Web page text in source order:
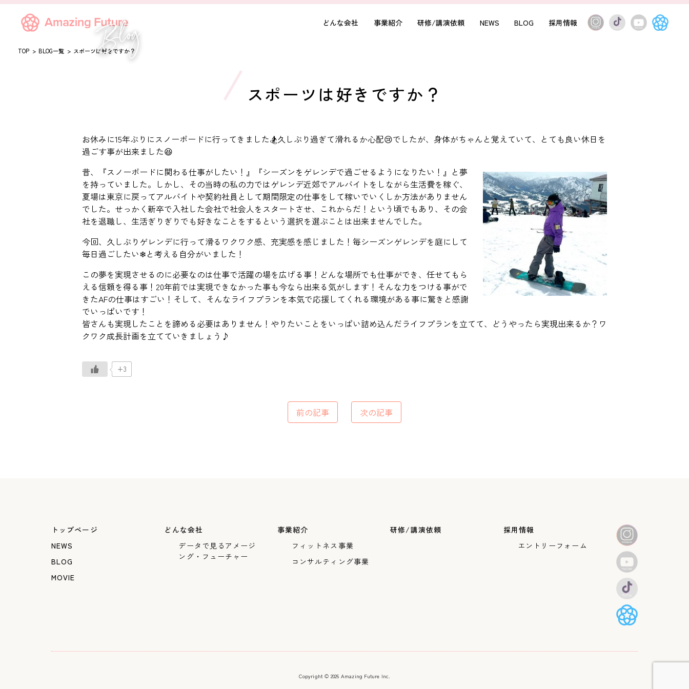
どんな会社 事業紹介 研修/講演依頼 NEWS BLOG 採用情報
TOP BLOG一覧 スポーツは好きですか？
スポーツは好きですか？
お休みに15年ぶりにスノーボードに行ってきました🏂久しぶり過ぎて滑れるか心配😢でしたが、身体がちゃんと覚えていて、とても良い休日を
過ごす事が出来ました😆
昔、『スノーボードに関わる仕事がしたい！』『シーズンをゲレンデで過ごせるようになりたい！』と夢
を持っていました。しかし、その当時の私の力ではゲレンデ近郊でアルバイトをしながら生活費を稼ぐ、
夏場は東京に戻ってアルバイトや契約社員として期間限定の仕事をして稼いでいくしか方法がありません
でした。せっかく新卒で入社した会社で社会人をスタートさせ、これからだ！という頃でもあり、その会
社を退職し、生活ぎりぎりでも好きなことをするという選択を選ぶことは出来ませんでした。
今回、久しぶりゲレンデに行って滑るワクワク感、充実感を感じました！毎シーズンゲレンデを庭にして
毎日過ごしたい❄と考える自分がいました！
この夢を実現させるのに必要なのは仕事で活躍の場を広げる事！どんな場所でも仕事ができ、任せてもら
える信頼を得る事！20年前では実現できなかった事も今なら出来る気がします！そんな力をつける事がで
きたAFの仕事はすごい！そして、そんなライフプランを本気で応援してくれる環境がある事に驚きと感謝
でいっぱいです！
皆さんも実現したことを諦める必要はありません！やりたいことをいっぱい詰め込んだライフプランを立てて、どうやったら実現出来るか？ワ
クワク成長計画を立てていきましょう♪
+3
前の記事 次の記事
トップページ
NEWS
BLOG
MOVIE
どんな会社
データで見るアメージ
ング・フューチャー
事業紹介
フィットネス事業
コンサルティング事業
研修/講演依頼
採用情報
エントリーフォーム
Copyright © 2026 Amazing Future Inc.